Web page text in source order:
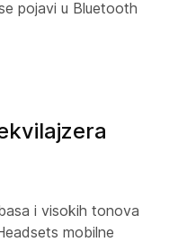
pojavi u Bluetooth
i visokih tonova
mobilne